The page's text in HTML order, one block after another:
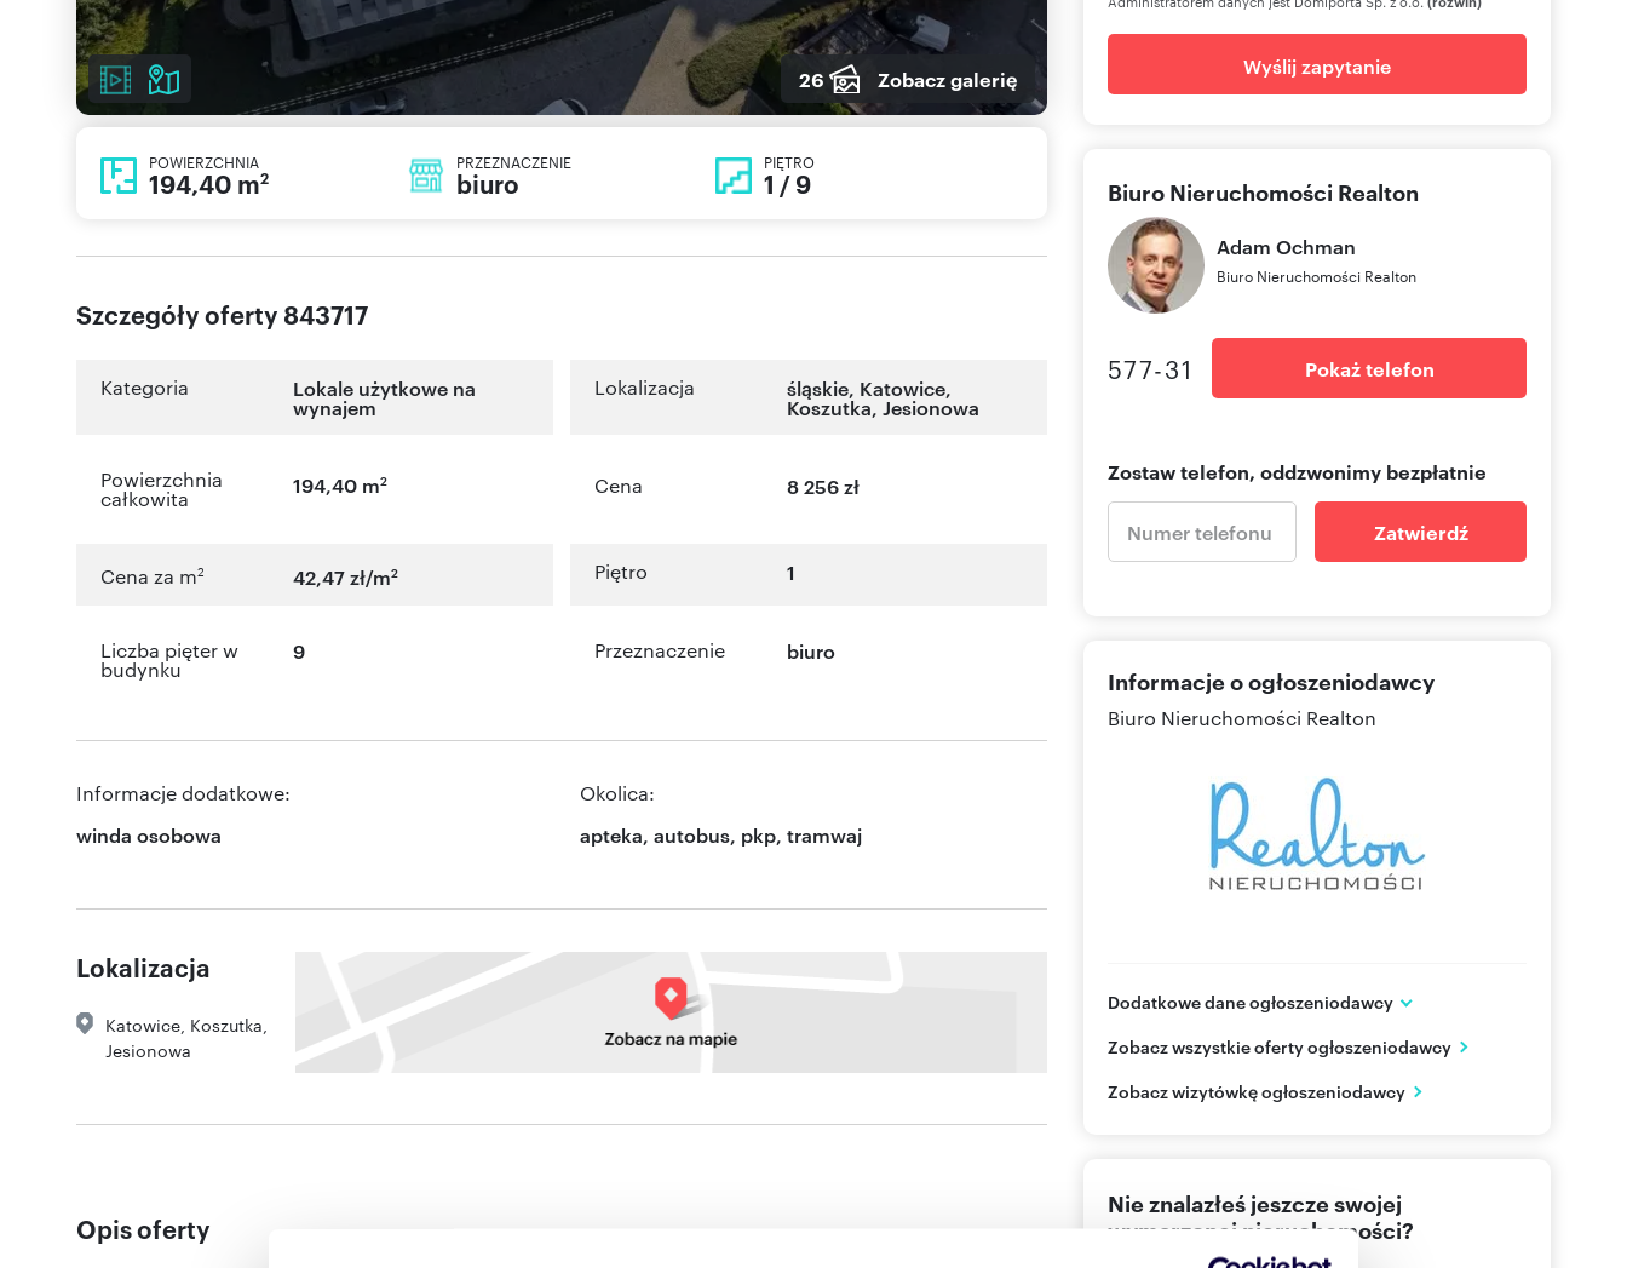
26 Zobacz galerię
POWIERZCHNIA
194,40 m2
PRZEZNACZENIE
biuro
PIĘTRO
1 / 9
Szczegóły oferty 843717
Kategoria Lokale użytkowe na
wynajem
Lokalizacja śląskie, Katowice,
Koszutka,Jesionowa
Powierzchnia
całkowita
194,40 m2 Cena 8 256 zł
Cena za m2 42,47 zł/m2 Piętro 1
Liczba pięter w
budynku
9 Przeznaczenie biuro
Informacje dodatkowe:
winda osobowa
Okolica:
apteka, autobus, pkp, tramwaj
Lokalizacja
Katowice Koszutka
Jesionowa
Opis oferty
Wyślij zapytanie
Biuro Nieruchomości Realton
Adam Ochman
Biuro Nieruchomości Realton
577-31 Pokaż telefon
Zostaw telefon, oddzwonimy bezpłatnie
Zatwierdź
Informacje o ogłoszeniodawcy
Biuro Nieruchomości Realton
Dodatkowe dane ogłoszeniodawcy
Katowice
PL
Zobacz wszystkie oferty ogłoszeniodawcy
Zobacz wizytówkę ogłoszeniodawcy
Nie znalazłeś jeszcze swojej
wymarzonej nieruchomości?